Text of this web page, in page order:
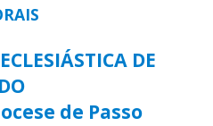
DE
de Passo